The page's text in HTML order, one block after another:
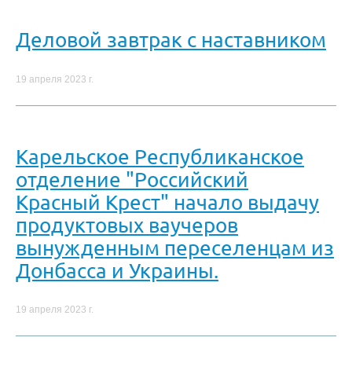
Деловой завтрак с наставником
19 апреля 2023 г.
Карельское Республиканское
отделение "Российский
Красный Крест" начало выдачу
продуктовых ваучеров
вынужденным переселенцам из
Донбасса и Украины.
19 апреля 2023 г.